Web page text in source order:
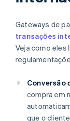
Gateways de
transações
Veja como eles
Conversão
compra em
que o